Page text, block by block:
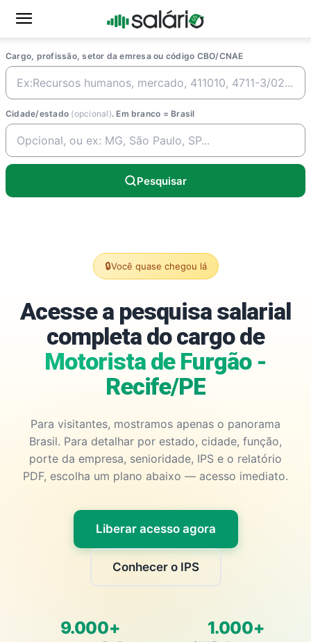
Cargo, profissão, setor da emresa ou código CBO/CNAE
Cidade/estado (opcional). Em branco = Brasil
Pesquisar
🔒Você quase chegou lá
Acesse a pesquisa salarial
completa do cargo de
Motorista de Furgão -
Recife/PE
Para visitantes, mostramos apenas o panorama
Brasil. Para detalhar por estado, cidade, função,
porte da empresa, senioridade, IPS e o relatório
PDF, escolha um plano abaixo — acesso imediato.
Liberar acesso agora
Conhecer o IPS
9.000+ 1.000+